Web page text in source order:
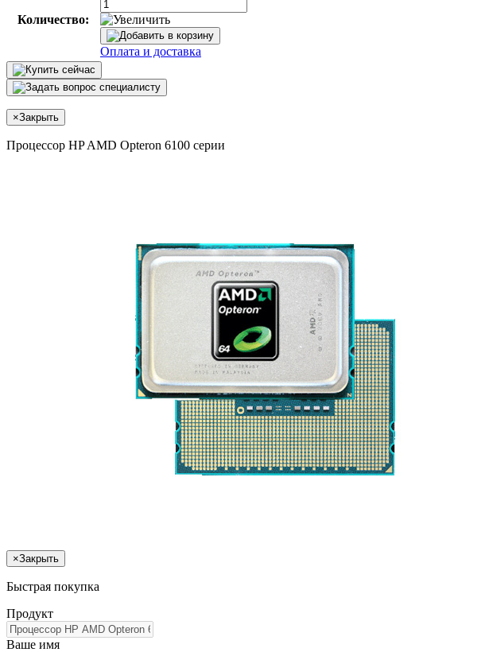
Количество:
Оплата и доставка
×Закрыть
Процессор HP AMD Opteron 6100 серии
×Закрыть
Быстрая покупка
Продукт
Ваше имя